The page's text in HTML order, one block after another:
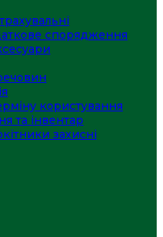
спорядження
користування
та інвентар
захисні